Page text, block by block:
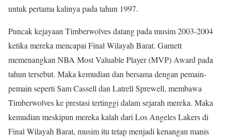
untuk pertama kalinya pada tahun 1997.
Puncak kejayaan Timberwolves datang pada musim 2003-2004
ketika mereka mencapai Final Wilayah Barat. Garnett
memenangkan NBA Most Valuable Player (MVP) Award pada
tahun tersebut. Maka kemudian dan bersama dengan pemain-
pemain seperti Sam Cassell dan Latrell Sprewell, membawa
Timberwolves ke prestasi tertinggi dalam sejarah mereka. Maka
kemudian meskipun mereka kalah dari Los Angeles Lakers di
Final Wilayah Barat, musim itu tetap menjadi kenangan manis